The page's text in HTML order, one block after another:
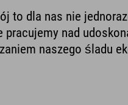
to dla nas nie
nad
naszego śladu